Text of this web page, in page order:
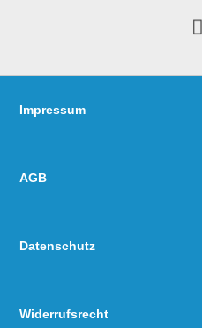
Impressum
AGB
Datenschutz
Widerrufsrecht